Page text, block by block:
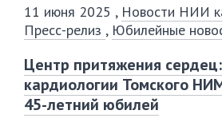
11 июня 2025 , Новости НИИ
Пресс-релиз , Юбилейные
Центр притяжения
кардиологии Томского
45-летний юбилей